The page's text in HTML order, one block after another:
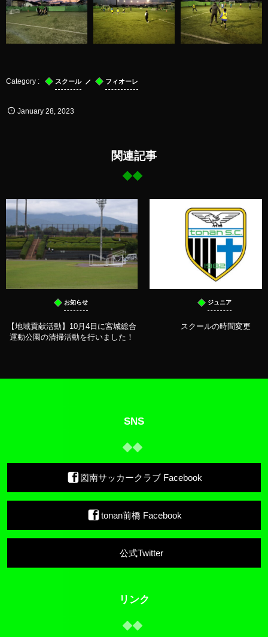
スクール フィオーレ
January 28 ,2023
関連記事
お知らせ
【地域貢献活動】10月4日に宮城総合
運動公園の清掃活動を行いました！
ジュニア
スクールの時間変更
SNS
図南サッカークラブ Facebook
tonan前橋 Facebook
公式Twitter
リンク